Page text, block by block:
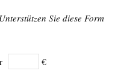
Sie diese Form
€